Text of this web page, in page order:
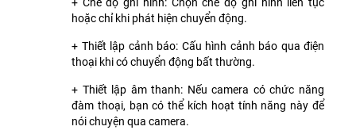
+ Chế độ ghi hình: Chọn chế độ ghi hình liên tục
hoặc chỉ khi phát hiện chuyển động.
+ Thiết lập cảnh báo: Cấu hình cảnh báo qua điện
thoại khi có chuyển động bất thường.
+ Thiết lập âm thanh: Nếu camera có chức năng
đàm thoại, bạn có thể kích hoạt tính năng này để
nói chuyện qua camera.